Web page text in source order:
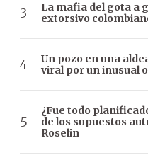
La mafia del gota a
extorsivo
Un pozo en una
viral por un inusual
¿Fue todo
de los supuestos
Roselin